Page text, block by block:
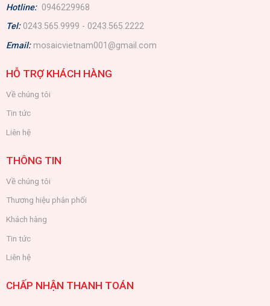
Hotline: 0946229968
Tel: 0243.565.9999 - 0243.565.2222
Email: mosaicvietnam001@gmail.com
HỖ TRỢ KHÁCH HÀNG
Về chúng tôi
Tin tức
Liên hệ
THÔNG TIN
Về chúng tôi
Thương hiệu phân phối
Khách hàng
Tin tức
Liên hệ
CHẤP NHẬN THANH TOÁN